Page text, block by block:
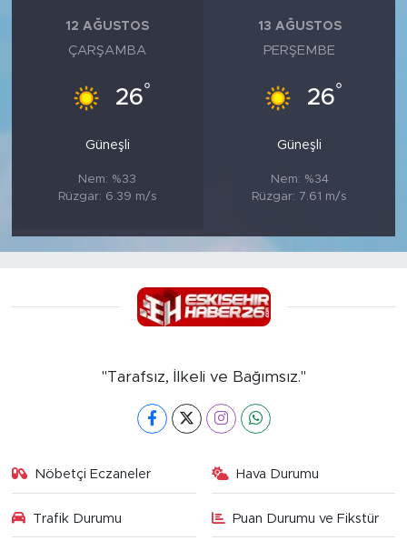
12 AĞUSTOS
ÇARŞAMBA
26°
Güneşli
Nem: %33
Rüzgar: 6.39 m/s
13 AĞUSTOS
PERŞEMBE
26°
Güneşli
Nem: %34
Rüzgar: 7.61 m/s
"Tarafsız, İlkeli ve Bağımsız."
Nöbetçi Eczaneler Hava Durumu
Trafik Durumu Puan Durumu ve Fikstür